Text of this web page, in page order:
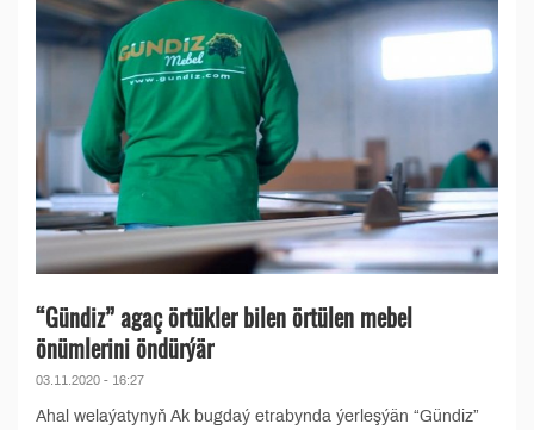
“Gündiz” agaç örtükler bilen örtülen mebel
önümlerini öndürýär
03.11.2020 - 16:27
Ahal welaýatynyň Ak bugdaý etrabynda ýerleşýän “Gündiz”